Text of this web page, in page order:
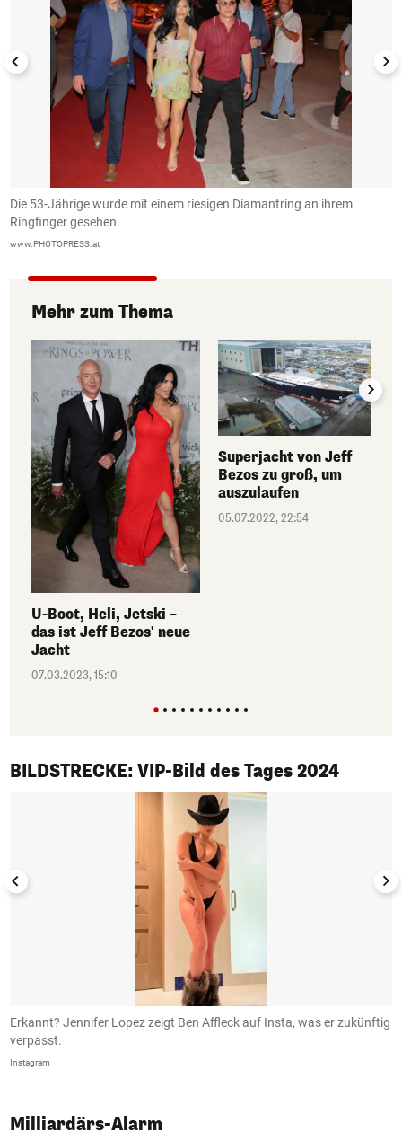
Die 53-Jährige wurde mit einem riesigen Diamantring an ihrem
Ringfinger gesehen.
www.PHOTOPRESS.at
Mehr zum Thema
U-Boot, Heli, Jetski –
das ist Jeff Bezos' neue
Jacht
07.03.2023, 15:10
Superjacht von Jeff
Bezos zu groß, um
auszulaufen
05.07.2022, 22:54
BILDSTRECKE: VIP-Bild des Tages 2024
1/50
Erkannt? Jennifer Lopez zeigt Ben Affleck auf Insta, was er zukünftig
verpasst.
Instagram
Milliardärs-Alarm